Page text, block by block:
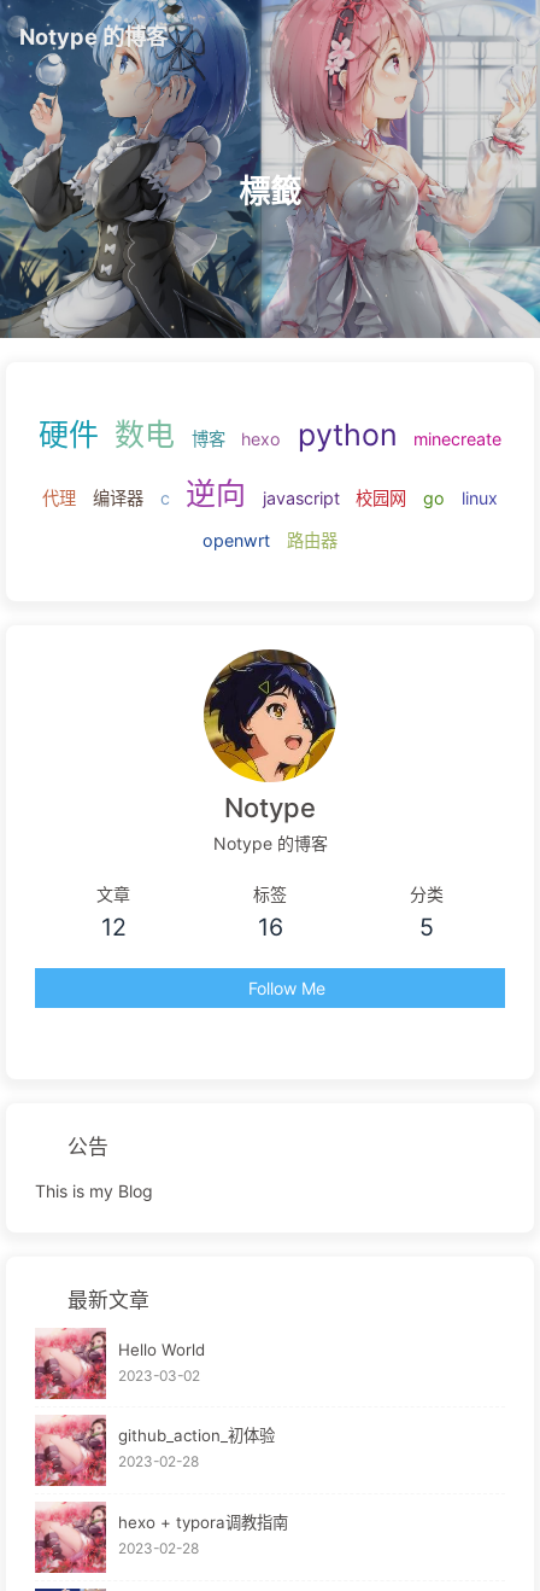
Notype 的博客
標籤
硬件 数电 博客 hexo python
Notype
Notype 的博客
文章
12
标签
16
分类
5
Follow Me
公告
This is my Blog
最新文章
Hello World
2023-03-02
github_action_初体验
2023-02-28
hexo + typora调教指南
2023-02-28